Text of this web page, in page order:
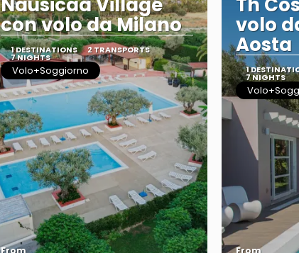
con volo da Milano
1 DESTINATIONS 2 TRANSPORTS
7 NIGHTS
Volo+Soggiorno
From
volo
Aosta
1
7 NIGHTS
From